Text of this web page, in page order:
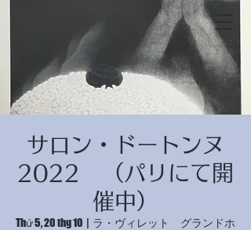
© Copyright
© Copyright
サロン・ドートンヌ
2022 （パリにて開
催中）
Thứ 5, 20 thg 10
  |
ラ・ヴィレット グランドホ